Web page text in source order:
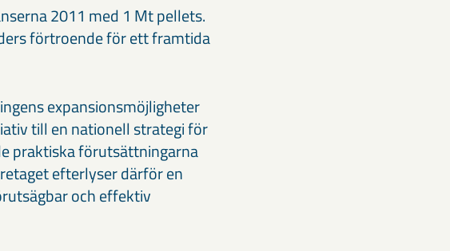
2011 med 1 Mt pellets.
förtroende för ett framtida
expansionsmöjligheter
till en nationell strategi för
praktiska förutsättningarna
efterlyser därför en
och effektiv